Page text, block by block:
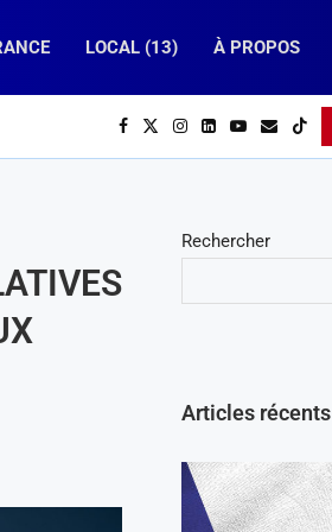
LOCAL (13) À PROPOS
Rechercher
Articles récents